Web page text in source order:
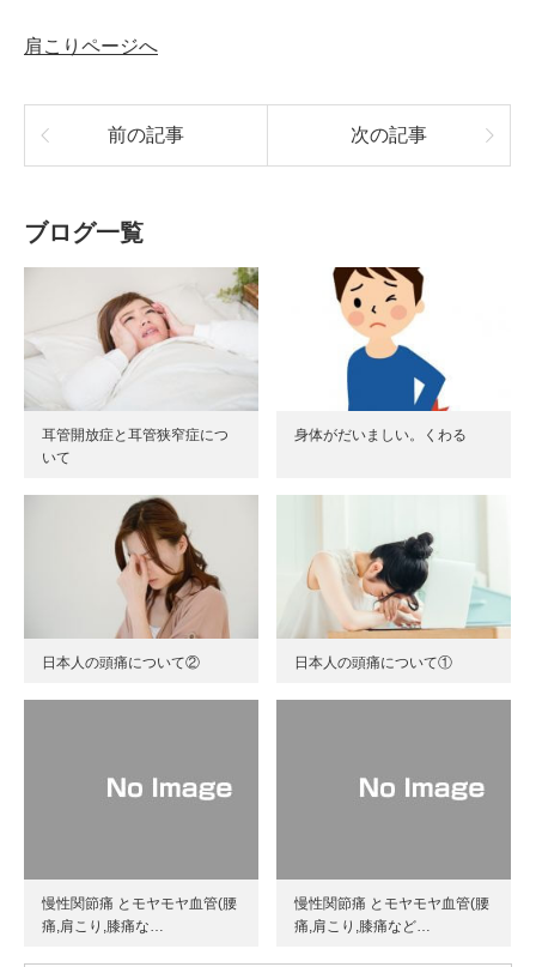
肩こりページへ
前の記事 次の記事
ブログ一覧
耳管開放症と耳管狭窄症につ
いて
身体がだいましい。くわる
日本人の頭痛について② 日本人の頭痛について①
慢性関節痛 とモヤモヤ血管(腰
痛,肩こり,膝痛な…
慢性関節痛 とモヤモヤ血管(腰
痛,肩こり,膝痛など…